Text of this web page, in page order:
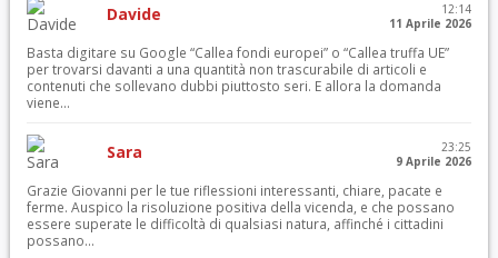
Davide
12:14
11 Aprile 2026
Basta digitare su Google “Callea fondi europei” o “Callea truffa UE”
per trovarsi davanti a una quantità non trascurabile di articoli e
contenuti che sollevano dubbi piuttosto seri. E allora la domanda
viene...
Sara
23:25
9 Aprile 2026
Grazie Giovanni per le tue riflessioni interessanti, chiare, pacate e
ferme. Auspico la risoluzione positiva della vicenda, e che possano
essere superate le difficoltà di qualsiasi natura, affinché i cittadini
possano...